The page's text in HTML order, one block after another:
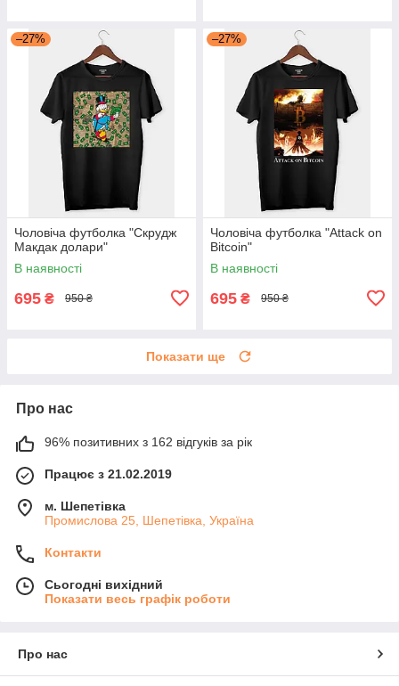
–27%
Чоловіча футболка "Скрудж
Макдак долари"
В наявності
695 ₴ 950 ₴
–27%
Чоловіча футболка "Attack on
Bitcoin"
В наявності
695 ₴ 950 ₴
Показати ще
Про нас
96% позитивних з 162 відгуків за рік
Працює з 21.02.2019
м. Шепетівка
Промислова 25, Шепетівка, Україна
Контакти
Сьогодні вихідний
Показати весь графік роботи
Про нас